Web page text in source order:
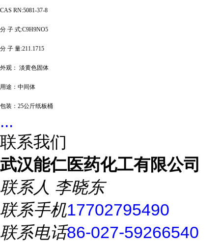
CAS RN:5081-37-8
分 子 式:C9H9NO5
分 子 量:211.1715
外观 ： 淡黄色固体
用途：中间体
包装： 25公斤纸板桶
...
联系我们
武汉能仁医药化工有限公司
联系人 李晓东
联系手机17702795490
联系电话86-027-59266540